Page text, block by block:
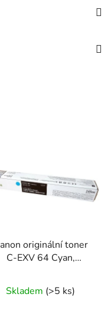
originální toner
C-EXV 64 Cyan,
Skladem (>5 ks)